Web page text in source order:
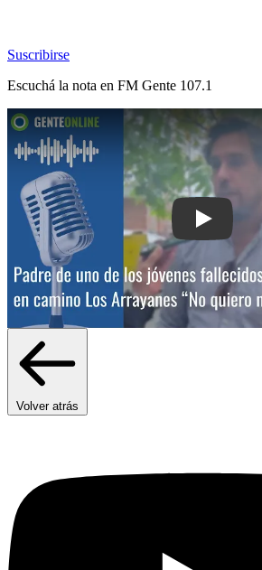
Suscribirse
Escuchá la nota en FM Gente 107.1
Play:
Volver atrás